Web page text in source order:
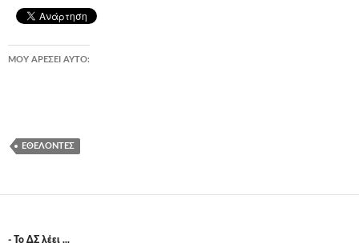
ΜΟΥ ΑΡΈΣΕΙ ΑΥΤΌ:
ΕΘΕΛΟΝΤΈΣ
- Το ΔΣ λέει ...